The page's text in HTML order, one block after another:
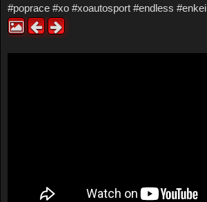
#poprace #xo #xoautosport #endless #enkei